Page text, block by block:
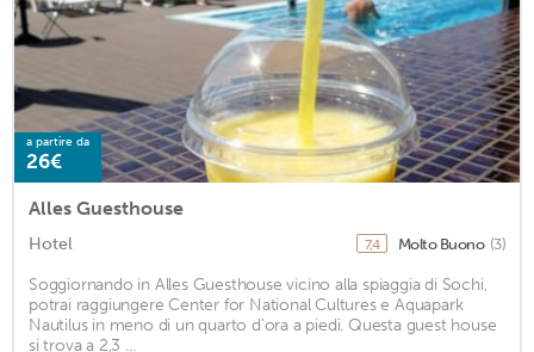
a partire da
26€
Alles Guesthouse
Hotel 7,4 Molto Buono (3)
Soggiornando in Alles Guesthouse vicino alla spiaggia di Sochi,
potrai raggiungere Center for National Cultures e Aquapark
Nautilus in meno di un quarto d'ora a piedi. Questa guest house
si trova a 2,3 ...